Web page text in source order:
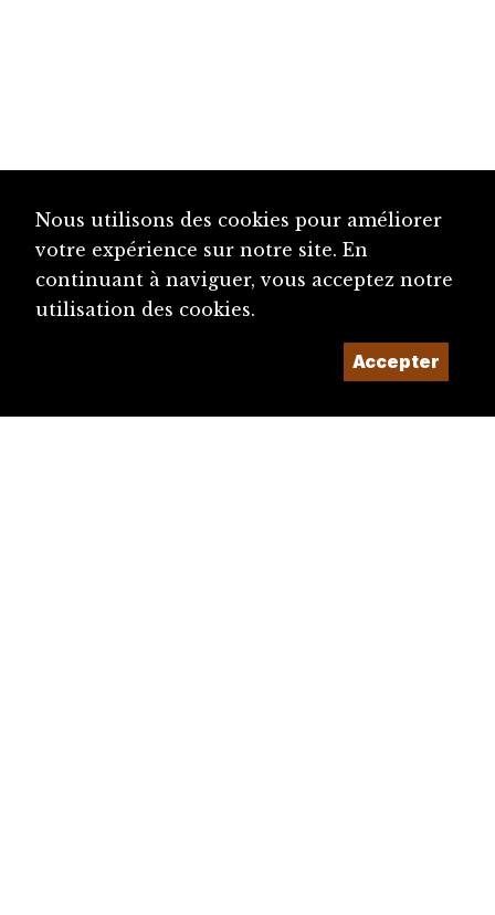
Nous utilisons des cookies pour améliorer
votre expérience sur notre site. En
continuant à naviguer, vous acceptez notre
utilisation des cookies.
Accepter